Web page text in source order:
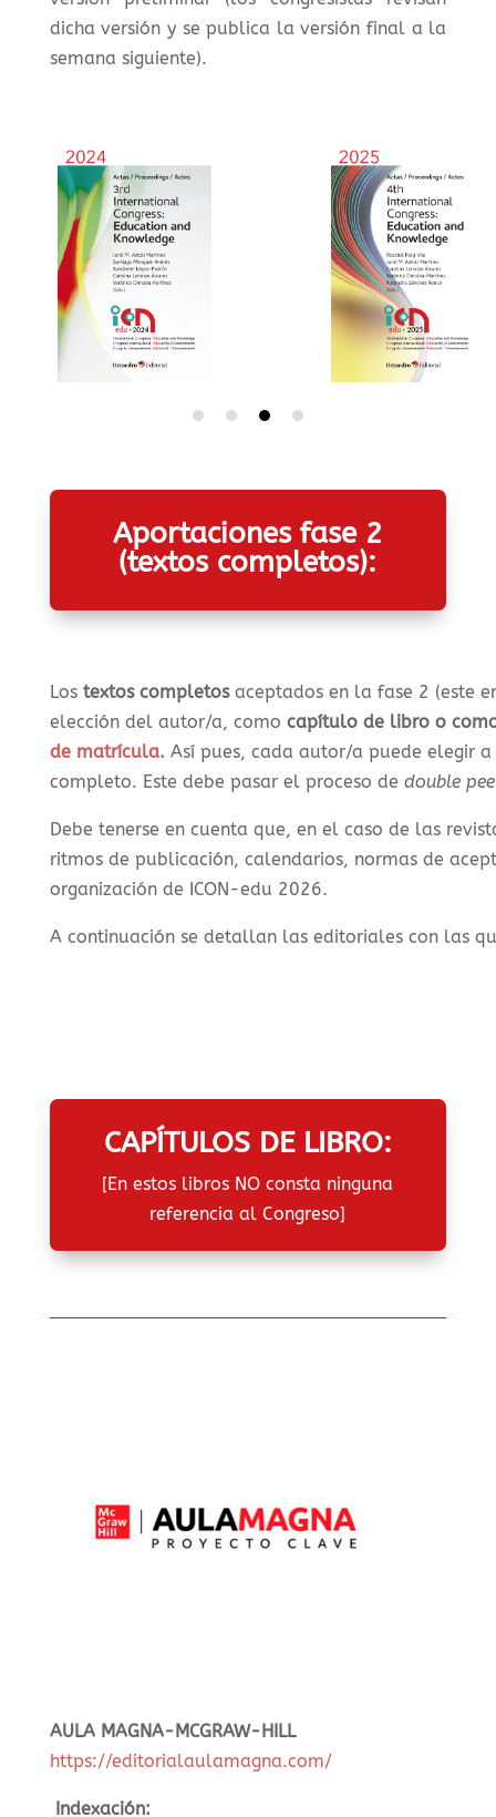
dicha versión y se publica la versión final a la
semana siguiente).
Aportaciones fase 2
(textos completos):
Los textos completosaceptados en la fase 2 (este
elección del autor/a, como capítulo de libro o
de matrícula. Así pues, cada autor/a puede elegir
completo. Este debe pasar el proceso de double
Debe tenerse en cuenta que, en el caso de las
ritmos de publicación, calendarios, normas de
organización de ICON-edu 2026.
A continuación se detallan las editoriales con las
CAPÍTULOS DE LIBRO:
[En estos libros NO consta ninguna
referencia al Congreso]
AULA MAGNA-MCGRAW-HILL
https://editorialaulamagna.com/
Indexación: